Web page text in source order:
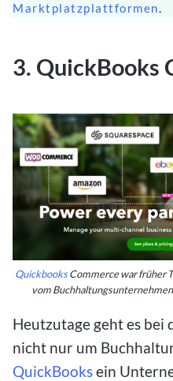
Marktplatzplattformen.
3. QuickBooks
QuickbooksCommerce war früher
vom Buchhaltungsunternehmen
Heutzutage geht es bei
nicht nur um
QuickBooksein